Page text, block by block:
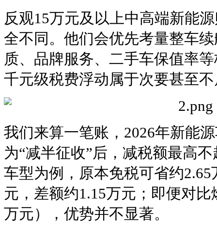
反观15万元及以上中高端新能
全不同。他们会优先考量整车
质、品牌服务、二手车保值率
千元级税费浮动属于次要甚至
我们来算一笔账，2026年新能
为“减半征收”后，减税额最高
车型为例，原本免税可省约
元，差额约1.15万元；即便对
万元），优势并不显著。